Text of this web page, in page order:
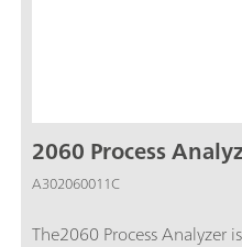
2060 Process
A302060011C
The2060 Process Analyzer